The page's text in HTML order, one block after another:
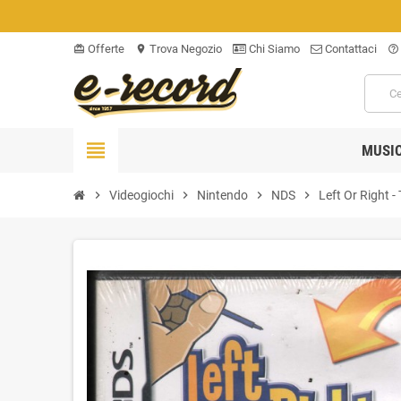
card_giftcard Offerte location_on Trova Negozio Chi Siamo Contattaci help_outline
view_headline
chevron_right Videogiochi chevron_right Nintendo chevron_right NDS chevron_right Left Or Right -